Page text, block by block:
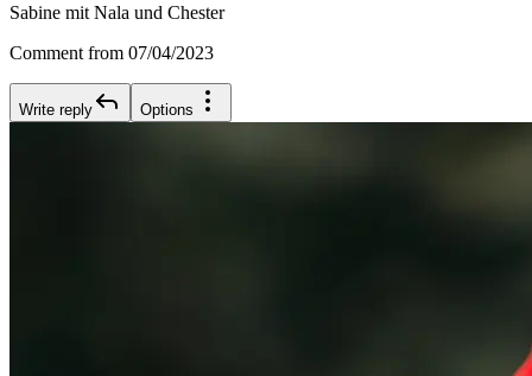
Sabine mit Nala und Chester
Comment from 07/04/2023
Write reply Options